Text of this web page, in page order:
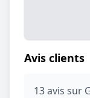
Avis clients
13 avis sur